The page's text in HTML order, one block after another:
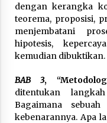
dengan kerangka
teorema, proposisi,
menjembatani
hipotesis,
kemudian dibuktikan.
BAB 3,
ditentukan
Bagaimana
kebenarannya. Apa